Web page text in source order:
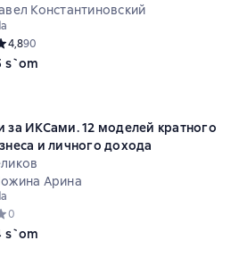
Константиновский
рейтинг 4,8 на основе 90 оценок
4,890
s`om
за ИКСами. 12 моделей кратного
и личного дохода
Арина
рейтинг 0 на основе 0 оценок
0
s`om